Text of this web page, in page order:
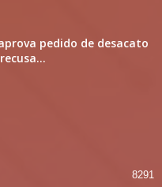
pedido de desacato
8291